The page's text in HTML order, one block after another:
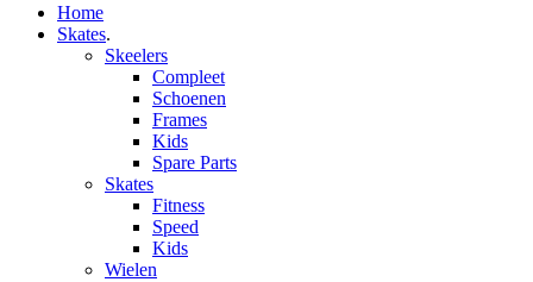
Home
Skates.
Skeelers
Compleet
Schoenen
Frames
Kids
Spare Parts
Skates
Fitness
Speed
Kids
Wielen